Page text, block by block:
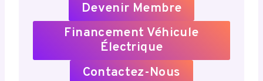
Devenir Membre
Financement Véhicule
Électrique
Contactez-Nous